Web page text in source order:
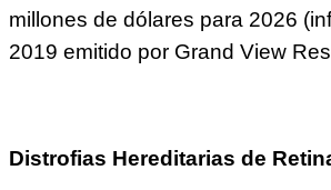
millones de dólares para 2026
2019 emitido por Grand View
Distrofias Hereditarias de